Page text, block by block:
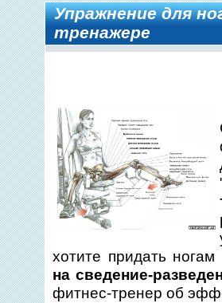
Упражнение для
тренажере
хотите придать
на сведение-
фитнес-тренер об